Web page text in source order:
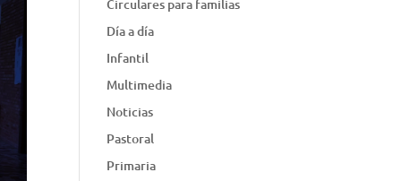
Circulares para familias
Día a día
Infantil
Multimedia
Noticias
Pastoral
Primaria